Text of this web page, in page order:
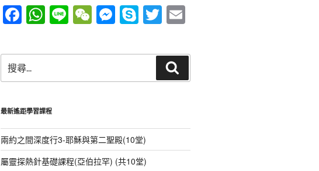
F
a
c
e
b
o
o
k
W
h
at
A
p
p
Li
n
e
W
e
C
at
M
e
ss
n
er
S
ky
p
T
wi
tt
er
E
ail
尋
關
字:
尋
最新遙距學習課程
兩約之間深度行3-耶穌與第二聖殿(10堂)
屬靈探熱針基礎課程(亞伯拉罕) (共10堂)